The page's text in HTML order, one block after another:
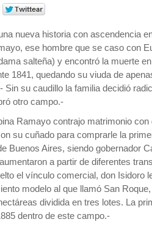
nueva historia con ascendencia
ese hombre que se caso con
salteña) y encontró la muerte
1841, quedando su viuda de
Sin su caudillo la familia decidió
otro campo.-
Ramayo contrajo matrimonio
su cuñado para comprarle la
Buenos Aires, siendo gobernador
a partir de diferentes
el vínculo comercial, don Isidoro
modelo al que llamó San
dividida en tres lotes. La
dentro de este campo.-